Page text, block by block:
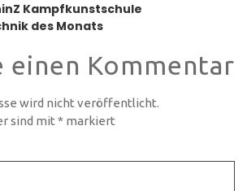
Kampfkunstschule
des Monats
einen Kommentar
wird nicht veröffentlicht.
sind mit * markiert